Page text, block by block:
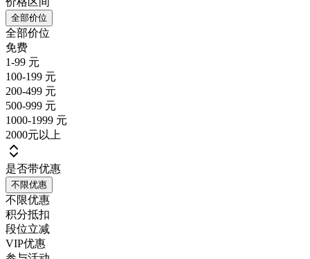
全部价位
全部价位
免费
1-99 元
100-199 元
200-499 元
500-999 元
1000-1999 元
2000元以上
是否带优惠
不限优惠
不限优惠
积分抵扣
段位立减
VIP优惠